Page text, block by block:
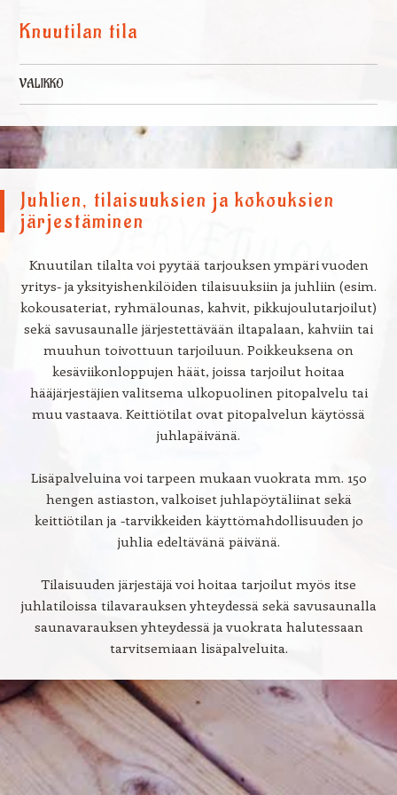
Knuutilan tila
VALIKKO
Juhlien, tilaisuuksien ja kokouksien
järjestäminen
Knuutilan tilalta voi pyytää tarjouksen ympäri vuoden
yritys- ja yksityishenkilöiden tilaisuuksiin ja juhliin (esim.
kokousateriat, ryhmälounas, kahvit, pikkujoulutarjoilut)
sekä savusaunalle järjestettävään iltapalaan, kahviin tai
muuhun toivottuun tarjoiluun. Poikkeuksena on
kesäviikonloppujen häät, joissa tarjoilut hoitaa
hääjärjestäjien valitsema ulkopuolinen pitopalvelu tai
muu vastaava. Keittiötilat ovat pitopalvelun käytössä
juhlapäivänä.
Lisäpalveluina voi tarpeen mukaan vuokrata mm. 150
hengen astiaston, valkoiset juhlapöytäliinat sekä
keittiötilan ja -tarvikkeiden käyttömahdollisuuden jo
juhlia edeltävänä päivänä.
Tilaisuuden järjestäjä voi hoitaa tarjoilut myös itse
juhlatiloissa tilavarauksen yhteydessä sekä savusaunalla
saunavarauksen yhteydessä ja vuokrata halutessaan
tarvitsemiaan lisäpalveluita.